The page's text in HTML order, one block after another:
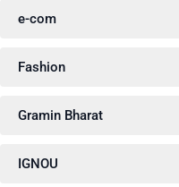
e-com
Fashion
Gramin Bharat
IGNOU